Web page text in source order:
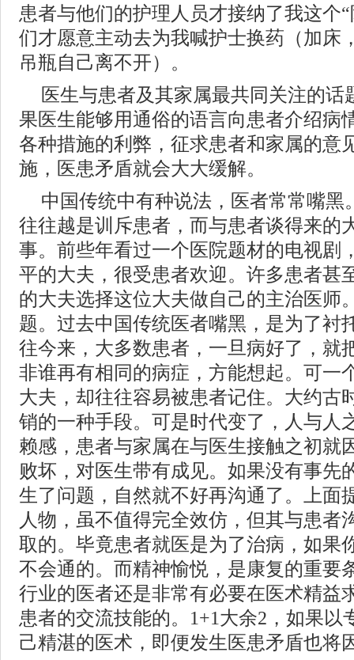
患者与他们的护理人员才接纳了我这个
们才愿意主动去为我喊护士换药（加床
吊瓶自己离不开）。
医生与患者及其家属最共同关注的话
果医生能够用通俗的语言向患者介绍病
各种措施的利弊，征求患者和家属的意
施，医患矛盾就会大大缓解。
中国传统中有种说法，医者常常嘴黑
往往越是训斥患者，而与患者谈得来的
事。前些年看过一个医院题材的电视剧
平的大夫，很受患者欢迎。许多患者甚
的大夫选择这位大夫做自己的主治医师
题。过去中国传统医者嘴黑，是为了衬
往今来，大多数患者，一旦病好了，就
非谁再有相同的病症，方能想起。可一
大夫，却往往容易被患者记住。大约古
销的一种手段。可是时代变了，人与人
赖感，患者与家属在与医生接触之初就
败坏，对医生带有成见。如果没有事先
生了问题，自然就不好再沟通了。上面
人物，虽不值得完全效仿，但其与患者
取的。毕竟患者就医是为了治病，如果
不会通的。而精神愉悦，是康复的重要
行业的医者还是非常有必要在医术精益
患者的交流技能的。1+1大余2，如果以
己精湛的医术，即便发生医患矛盾也将